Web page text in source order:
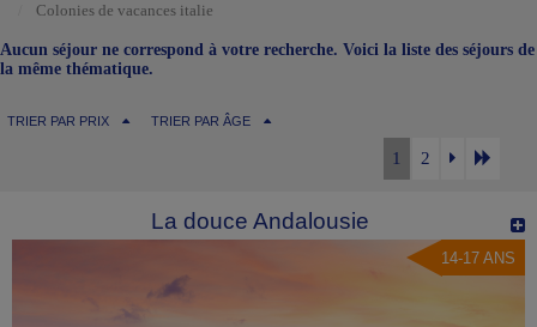
Colonies de vacances italie
Aucun séjour ne correspond à votre recherche. Voici la liste des séjours de
la même thématique.
TRIER PAR PRIX TRIER PAR ÂGE
1 2
La douce Andalousie
14-17 ANS